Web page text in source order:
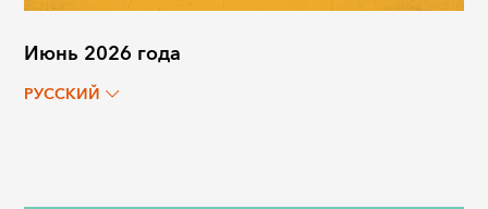
Июнь 2026 года
РУССКИЙ